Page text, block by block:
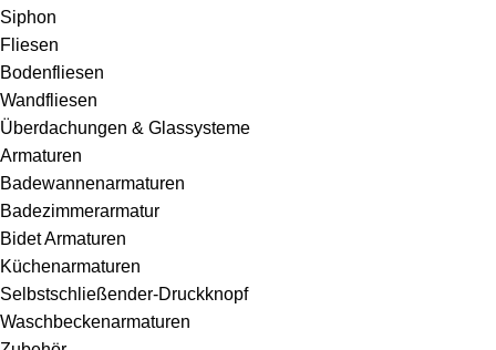
Siphon
Fliesen
Bodenfliesen
Wandfliesen
Überdachungen & Glassysteme
Armaturen
Badewannenarmaturen
Badezimmerarmatur
Bidet Armaturen
Küchenarmaturen
Selbstschließender-Druckknopf
Waschbeckenarmaturen